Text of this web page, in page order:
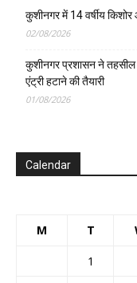
कुशीनगर में 14 वर्षीय किशोर
02/08/2026
कुशीनगर प्रशासन ने तहसील
एंट्री हटाने की तैयारी
01/08/2026
Calendar
M T
1